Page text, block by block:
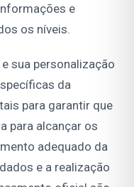
e
os níveis.
sua personalização
da
para garantir que
para alcançar os
adequado da
e a realização